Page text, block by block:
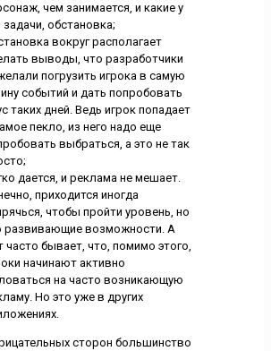
чем занимается, и какие у
задачи, обстановка;
вокруг располагает
выводы, что разработчики
погрузить игрока в самую
событий и дать попробовать
таких дней. Ведь игрок попадает
пекло, из него надо еще
выбраться, а это не так
дается, и реклама не мешает.
приходится иногда
чтобы пройти уровень, но
развивающие возможности. А
часто бывает, что, помимо этого,
начинают активно
на часто возникающую
Но это уже в других
сторон большинство